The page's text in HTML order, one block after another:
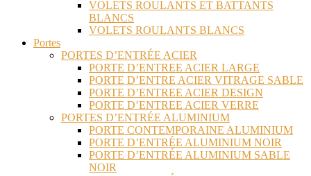
VOLETS ROULANTS ET BATTANTS
BLANCS
VOLETS ROULANTS BLANCS
Portes
PORTES D’ENTRÉE ACIER
PORTE D’ENTREE ACIER LARGE
PORTE D’ENTRE ACIER VITRAGE SABLE
PORTE D’ENTREE ACIER DESIGN
PORTE D’ENTREE ACIER VERRE
PORTES D’ENTRÉE ALUMINIUM
PORTE CONTEMPORAINE ALUMINIUM
PORTE D’ENTRÉE ALUMINIUM NOIR
PORTE D’ENTRÉE ALUMINIUM SABLE
NOIR